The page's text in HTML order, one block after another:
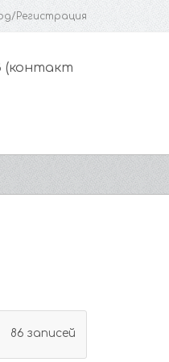
Регистрация
(контакт
86 записей